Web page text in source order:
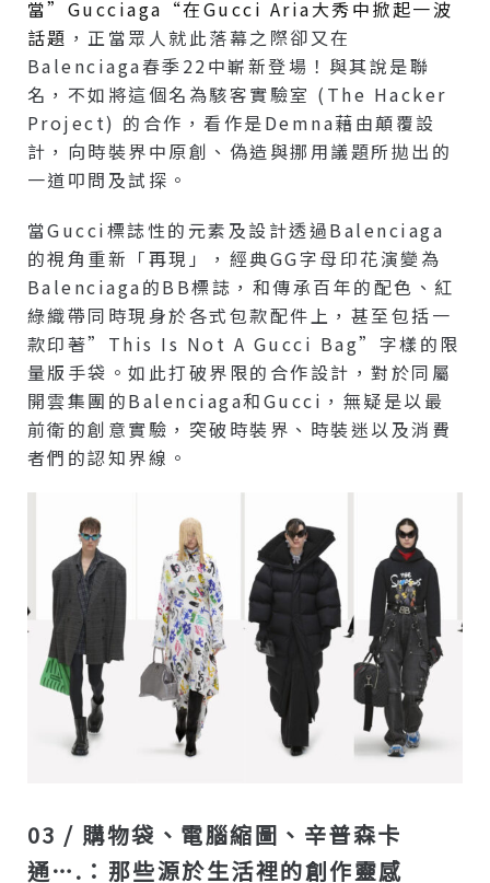
當”Gucciaga“在Gucci Aria大秀中掀起一波
話題 ，正當眾人就此落幕之際卻又在
Balenciaga春季22中嶄新登場！與其說是聯
名，不如將這個名為駭客實驗室 (The Hacker
Project) 的合作，看作是Demna藉由顛覆設
計，向時裝界中原創、偽造與挪用議題所拋出的
一道叩問及試探。
當Gucci標誌性的元素及設計透過Balenciaga
的視角重新「再現」，經典GG字母印花演變為
Balenciaga的BB標誌，和傳承百年的配色、紅
綠織帶同時現身於各式包款配件上，甚至包括一
款印著”This Is Not A Gucci Bag”字樣的限
量版手袋。如此打破界限的合作設計，對於同屬
開雲集團的Balenciaga和Gucci，無疑是以最
前衛的創意實驗，突破時裝界、時裝迷以及消費
者們的認知界線。
03 / 購物袋、電腦縮圖、辛普森卡
通….：那些源於生活裡的創作靈感